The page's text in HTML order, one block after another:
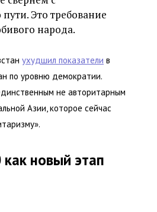
Это требование
народа.
ухудшил показатели в
по уровню демократии.
не авторитарным
Азии, которое сейчас
новый этап